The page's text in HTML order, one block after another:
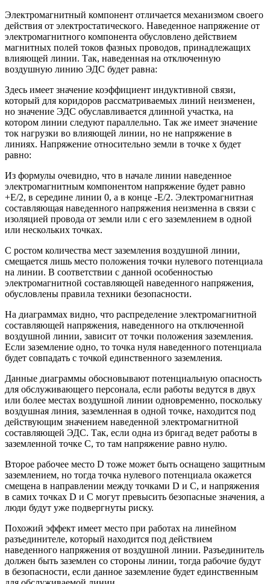
Электромагнитный компонент отличается механизмом своего
действия от электростатического. Наведенное напряжение от
электромагнитного компонента обусловлено действием
магнитных полей токов фазных проводов, принадлежащих
влияющей линии. Так, наведенная на отключенную
воздушную линию ЭДС будет равна:
Здесь имеет значение коэффициент индуктивной связи,
который для коридоров рассматриваемых линий неизменен,
но значение ЭДС обуславливается длинной участка, на
котором линии следуют параллельно. Так же имеет значение
ток нагрузки во влияющей линии, но не напряжение в
линиях. Напряжение относительно земли в точке х будет
равно:
Из формулы очевидно, что в начале линии наведенное
электромагнитным компонентом напряжение будет равно
+Е/2, в середине линии 0, а в конце -Е/2. Электромагнитная
составляющая наведенного напряжения неизменна в связи с
изоляцией провода от земли или с его заземлением в одной
или нескольких точках.
С ростом количества мест заземления воздушной линии,
смещается лишь место положения точки нулевого потенциала
на линии. В соответствии с данной особенностью
электромагнитной составляющей наведенного напряжения,
обусловлены правила техники безопасности.
На диаграммах видно, что распределение электромагнитной
составляющей напряжения, наведенного на отключенной
воздушной линии, зависит от точки положения заземления.
Если заземление одно, то точка нуля наведенного потенциала
будет совпадать с точкой единственного заземления.
Данные диаграммы обосновывают потенциальную опасность
для обслуживающего персонала, если работы ведутся в двух
или более местах воздушной линии одновременно, поскольку
воздушная линия, заземленная в одной точке, находится под
действующим значением наведенной электромагнитной
составляющей ЭДС. Так, если одна из бригад ведет работы в
заземленной точке С, то там напряжение равно нулю.
Второе рабочее место D тоже может быть оснащено защитным
заземлением, но тогда точка нулевого потенциала окажется
смещена в направлении между точками D и C, и напряжения
в самих точках D и C могут превысить безопасные значения, а
люди будут уже подвергнуты риску.
Похожий эффект имеет место при работах на линейном
разъединителе, который находится под действием
наведенного напряжения от воздушной линии. Разъединитель
должен быть заземлен со стороны линии, тогда рабочие будут
в безопасности, если данное заземление будет единственным